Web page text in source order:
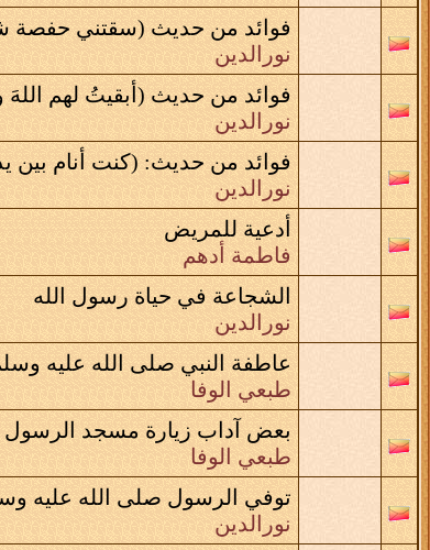
فوائد من حديث (سقتني حفصة
نورالدين
فوائد من حديث (أبقيتُ لهم
نورالدين
فوائد من حديث: (كنت أنام بين
نورالدين
أدعية للمريض
فاطمة أدهم
الشجاعة في حياة رسول الله
نورالدين
عاطفة النبي صلى الله عليه
طبعي الوفا
بعض آداب زيارة مسجد الرسول
طبعي الوفا
توفي الرسول صلى الله عليه
نورالدين